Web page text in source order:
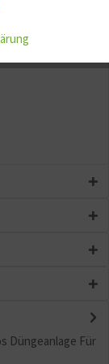
Düngeanlage Für